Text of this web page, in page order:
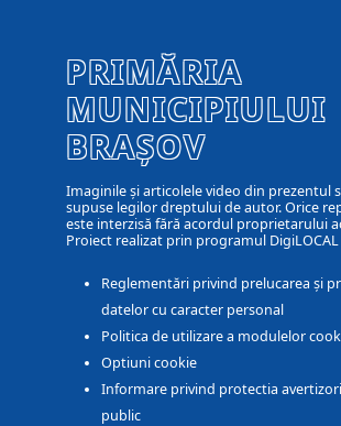
PRIMĂRIA
MUNICIPIULUI
BRAȘOV
Imaginile și articolele video din prezentul
supuse legilor dreptului de autor. Orice
este interzisă fără acordul proprietarului
Proiect realizat prin programul DigiLOCAL
Reglementări privind prelucarea și
datelor cu caracter personal
Politica de utilizare a modulelor
Optiuni cookie
Informare privind protectia
public